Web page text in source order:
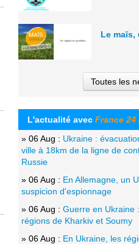
Le maïs,
Toutes les
L'actualité avec France 24
» 06 Aug : Ukraine :
ville à 18km de la ligne de
Russie
» 06 Aug : En Allemagne, un
suspicion d'espionnage
» 06 Aug : Guerre en Ukraine
régions de Kharkiv et Soumy
» 06 Aug : En Ukraine, les